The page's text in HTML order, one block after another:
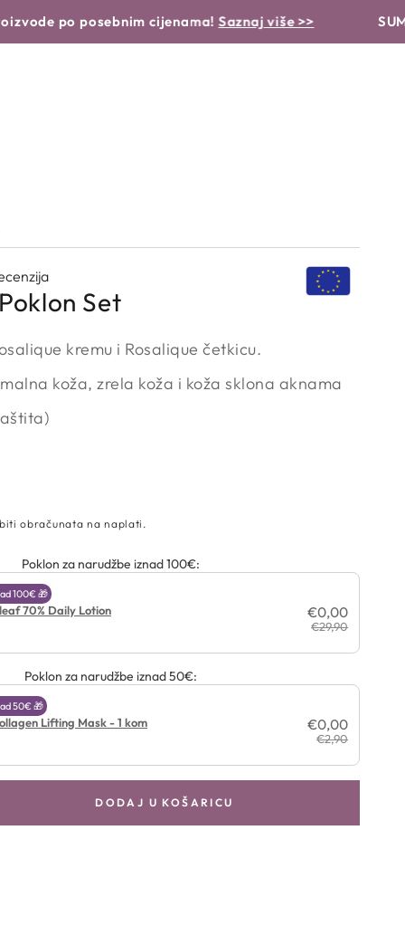
posebnim cijenama! Saznaj više >> SUMMER
Set
kremu i Rosalique četkicu.
koža, zrela koža i koža sklona aknama
obračunata na naplati.
Poklon za narudžbe iznad 100€:
100€ 🎁
70% Daily Lotion €0,00
€29,90
Poklon za narudžbe iznad 50€:
50€ 🎁
Lifting Mask - 1 kom €0,00
€2,90
DODAJ U KOŠARICU